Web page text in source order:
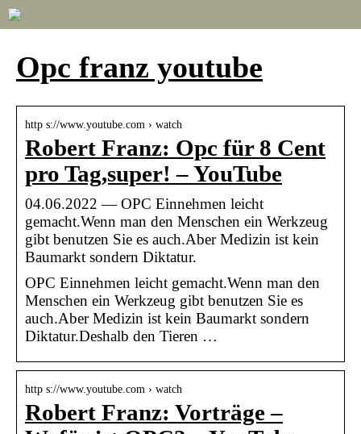
Opc franz youtube
http s://www.youtube.com › watch
Robert Franz: Opc für 8 Cent
pro Tag,super! – YouTube
04.06.2022 — OPC Einnehmen leicht
gemacht.Wenn man den Menschen ein Werkzeug
gibt benutzen Sie es auch.Aber Medizin ist kein
Baumarkt sondern Diktatur.
OPC Einnehmen leicht gemacht.Wenn man den
Menschen ein Werkzeug gibt benutzen Sie es
auch.Aber Medizin ist kein Baumarkt sondern
Diktatur.Deshalb den Tieren …
http s://www.youtube.com › watch
Robert Franz: Vorträge –